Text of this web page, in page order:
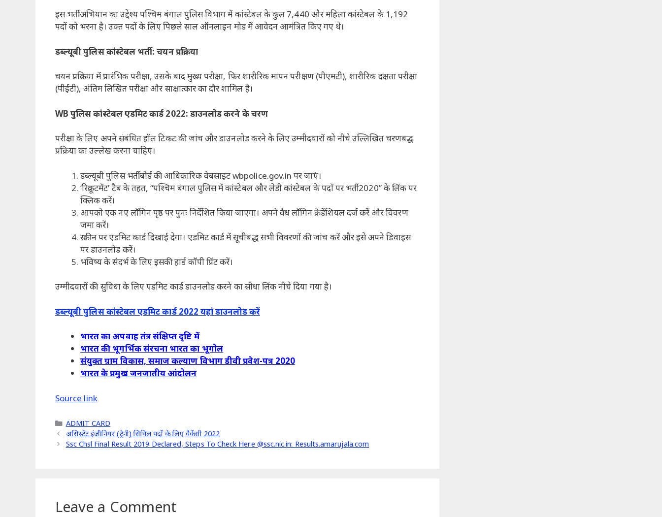
इस भर्ती अभियान का उद्देश्य पश्चिम बंगाल पुलिस विभाग में कांस्टेबल के कुल 7,440 और महिला कांस्टेबल के 1,192
पदों को भरना है। उक्त पदों के लिए पिछले साल ऑनलाइन मोड में आवेदन आमंत्रित किए गए थे।
डब्ल्यूबी पुलिस कांस्टेबल भर्ती: चयन प्रक्रिया
चयन प्रक्रिया में प्रारंभिक परीक्षा, उसके बाद मुख्य परीक्षा, फिर शारीरिक मापन परीक्षण (पीएमटी), शारीरिक दक्षता परीक्षा
(पीईटी), अंतिम लिखित परीक्षा और साक्षात्कार का दौर शामिल है।
WB पुलिस कांस्टेबल एडमिट कार्ड 2022: डाउनलोड करने के चरण
परीक्षा के लिए अपने संबंधित हॉल टिकट की जांच और डाउनलोड करने के लिए उम्मीदवारों को नीचे उल्लिखित चरणबद्ध
प्रक्रिया का उल्लेख करना चाहिए।
डब्ल्यूबी पुलिस भर्ती बोर्ड की आधिकारिक वेबसाइट wbpolice.gov.in पर जाएं।
‘रिक्रूटमेंट’ टैब के तहत, “पश्चिम बंगाल पुलिस में कांस्टेबल और लेडी कांस्टेबल के पदों पर भर्ती 2020” के लिंक पर
क्लिक करें।
आपको एक नए लॉगिन पृष्ठ पर पुनः निर्देशित किया जाएगा। अपने वैध लॉगिन क्रेडेंशियल दर्ज करें और विवरण
जमा करें।
स्क्रीन पर एडमिट कार्ड दिखाई देगा। एडमिट कार्ड में सूचीबद्ध सभी विवरणों की जांच करें और इसे अपने डिवाइस
पर डाउनलोड करें।
भविष्य के संदर्भ के लिए इसकी हार्ड कॉपी प्रिंट करें।
उम्मीदवारों की सुविधा के लिए एडमिट कार्ड डाउनलोड करने का सीधा लिंक नीचे दिया गया है।
डब्ल्यूबी पुलिस कांस्टेबल एडमिट कार्ड 2022 यहां डाउनलोड करें
भारत का अपवाह तंत्र संक्षिप्त दृष्टि में
भारत की भूगर्भिक संरचना भारत का भूगोल
संयुक्त ग्राम विकास, समाज कल्याण विभाग डीवी प्रवेश-पत्र 2020
भारत के प्रमुख जनजातीय आंदोलन
Source link
Categories
ADMIT CARD
असिस्टेंट इंजीनियर (ट्रेनी) सिविल पदों के लिए वैकेंसी 2022
Ssc Chsl Final Result 2019 Declared, Steps To Check Here @ssc.nic.in: Results.amarujala.com
Leave a Comment